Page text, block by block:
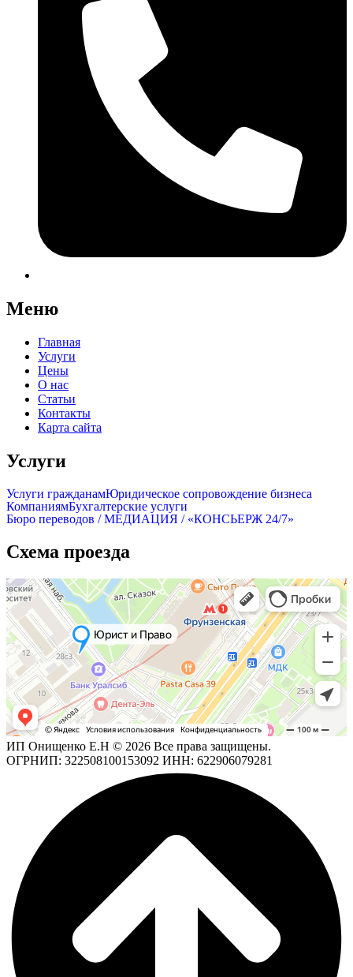
Меню
Главная
Услуги
Цены
О нас
Статьи
Контакты
Карта сайта
Услуги
Услуги гражданамЮридическое сопровождение бизнеса
КомпаниямБухгалтерские услуги
Бюро переводов / МЕДИАЦИЯ / «КОНСЬЕРЖ 24/7»
Схема проезда
ИП Онищенко Е.Н © 2026 Все права защищены.
ОГРНИП: 322508100153092 ИНН: 622906079281